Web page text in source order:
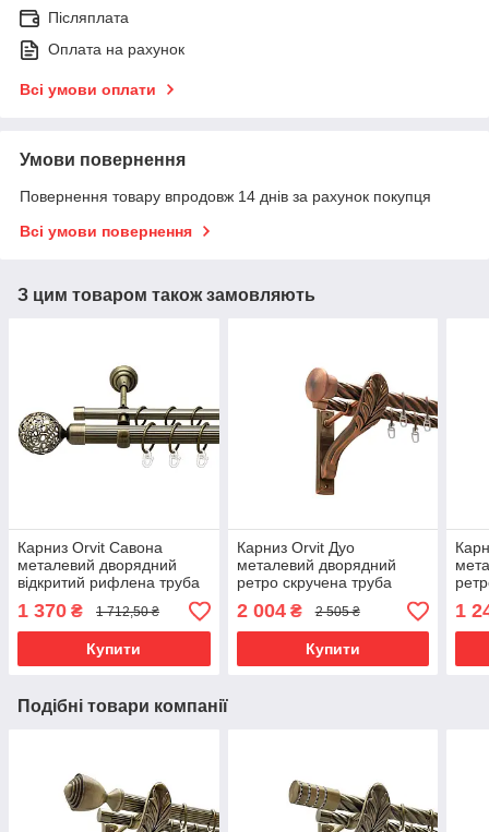
Післяплата
Оплата на рахунок
Всі умови оплати
Умови повернення
Повернення товару впродовж 14 днів за рахунок покупця
Всі умови повернення
З цим товаром також замовляють
Карниз Orvit Савона
металевий дворядний
відкритий рифлена труба
25\16 мм 300 см (00-
00018008)
1 370 ₴ 1 712,50 ₴
Купити
Карниз Orvit Дуо
металевий дворядний
ретро скручена труба
25\19 мм 300 см (00-
00021802)
2 004₴ 2 505 ₴
Купити
мм
1
Подібні товари компанії